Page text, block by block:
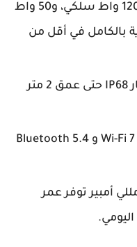
شحن فائق السرعة بقدرة 120 واط سلكي، و50 واط
بالكامل في أقل من
مقاومة الماء والغبار بمعيار IP68 حتى عمق 2 متر
تقنيات اتصال متقدمة مثل Wi-Fi 7 و Bluetooth 5.4
كبيرة بسعة 5000 مللي أمبير توفر عمر